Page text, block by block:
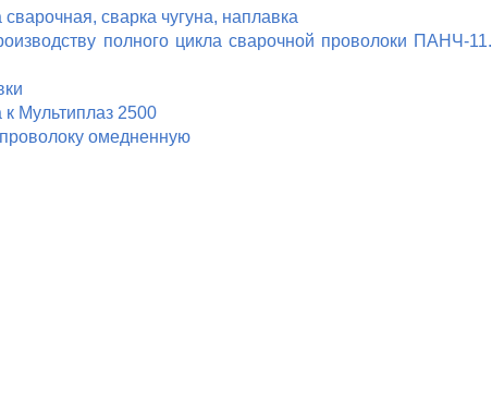
сварка чугуна, наплавка
полного цикла сварочной проволоки ПАНЧ-11.
Мультиплаз 2500
омедненную